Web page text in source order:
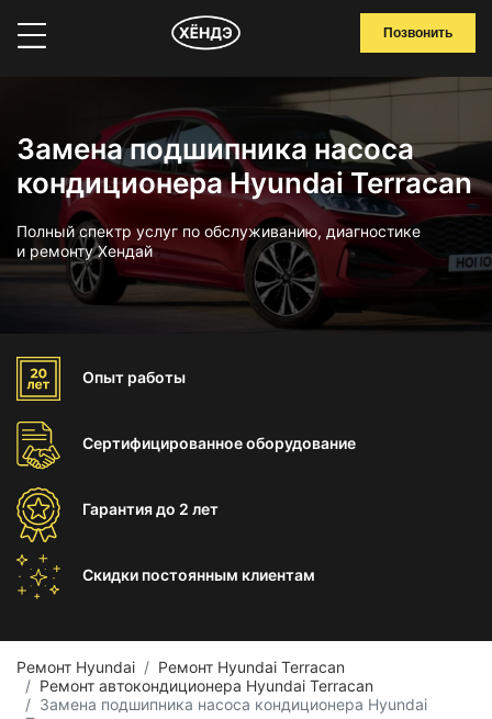
Позвонить
Замена подшипника насоса
кондиционера Hyundai Terracan
Полный спектр услуг по обслуживанию, диагностике
и ремонту Хендай
Опыт работы
Сертифицированноеоборудование
Гарантиядо 2 лет
Скидки постоянным клиентам
Ремонт Hyundai
Ремонт Hyundai Terracan
Ремонт автокондиционера Hyundai Terracan
Замена подшипника насоса кондиционера Hyundai